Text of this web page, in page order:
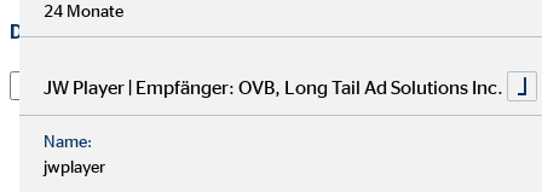
Datenschutz*
Ich habe die Datenschutzerklärunggelesen und willige
darin ein, dass die OVB Vermögensberatung AG die von
mir übermittelten Informationen und Kontaktdaten
dazu verwendet, um mit mir anlässlich meiner Anfrage
24 Monate
JW Player | Empfänger: OVB, Long Tail Ad Solutions Inc.
Name:
jwplayer